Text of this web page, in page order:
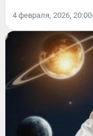
4 февраля, 2026, 20:00